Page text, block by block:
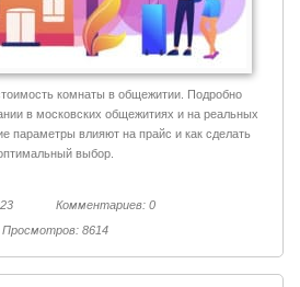
комнаты в общежитии. Подробно
в московских общежитиях и на реальных
параметры влияют на прайс и как сделать
выбор.
Комментариев: 0
Просмотров: 8614